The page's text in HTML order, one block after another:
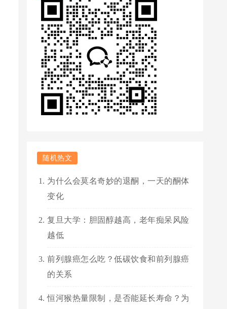
随机热文
为什么会莫名奇妙的退酮，一天的酮体
变化
复旦大学：胆固醇越高，老年痴呆风险
越低
前列腺癌怎么吃？低碳饮食和前列腺癌
的关系
恒河猴热量限制，是否能延长寿命？为